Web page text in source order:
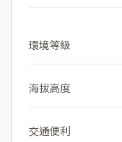
環境等級
海拔高度
交通便利